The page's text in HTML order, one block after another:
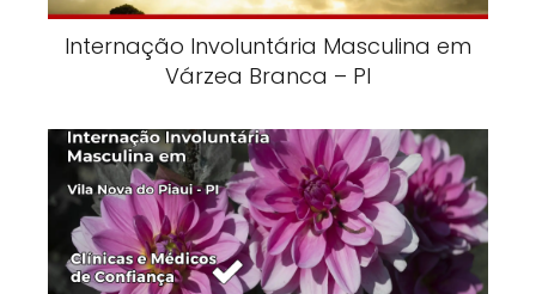
Internação Involuntária Masculina em
Várzea Branca – PI